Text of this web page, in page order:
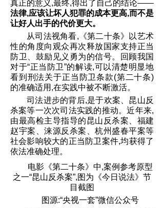
真正的意义,最终,得出了自己的结论——
法律,应该让坏人犯罪的成本更高,而不是
让好人出手的代价更大。
从司法视角看,《第二十条》以艺术
性的角度向观众再次释放国家支持正当
防卫、鼓励见义勇为的信号。回顾我国
对于“正当防卫”的解读,可以清楚明显地
看到刑法关于正当防卫条款(第二十条)
的准确适用,在实践中被不断激活。
司法进步的背后,是于欢案、昆山反
杀案等一次次司法实践的推动。近年来,
由最高检主导指导的昆山反杀案、福建
赵宇案、涞源反杀案、杭州盛春平案等
社会影响较大的正当防卫案件,均获得了
依法准确处理。
电影《第二十条》中,案例参考原型
之一“昆山反杀案”,图为《今日说法》节
目截图
图源:“央视一套”微信公众号